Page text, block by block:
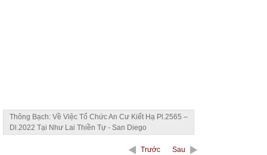
Thông Bạch: Về Việc Tổ Chức An Cư Kiết Hạ Pl.2565 –
Dl.2022 Tại Như Lai Thiền Tự - San Diego
Trước Sau